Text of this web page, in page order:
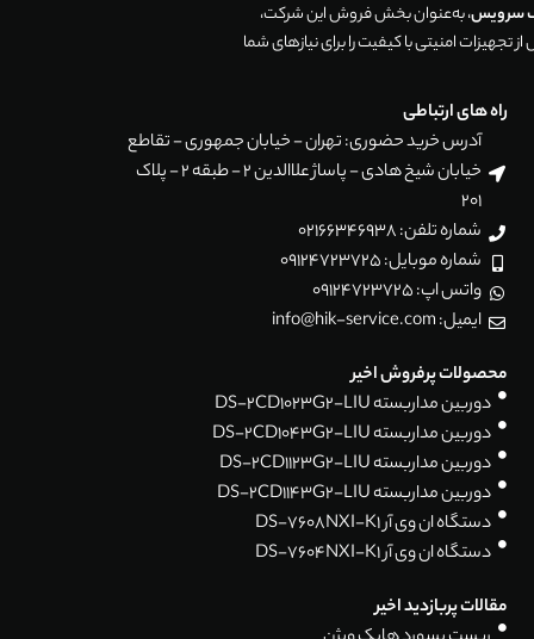
سرویس، به‌عنوان بخش فروش این شرکت،
تجهیزات امنیتی با کیفیت را برای نیازهای شما
راه های ارتباطی
آدرس خرید حضوری: تهران - خیابان جمهوری - تقاطع
خیابان شیخ هادی - پاساژ علاالدین 2 - طبقه 2 - پلاک
201
شماره تلفن: 02166346938
شماره موبایل: 09124723725
واتس اپ: 09124723725
ایمیل: info@hik-service.com
محصولات پرفروش اخیر
دوربین مداربسته DS-2CD1023G2-LIU
دوربین مداربسته DS-2CD1043G2-LIU
دوربین مداربسته DS-2CD1123G2-LIU
دوربین مداربسته DS-2CD1143G2-LIU
دستگاه ان وی آر DS-7608NXI-K1
دستگاه ان وی آر DS-7604NXI-K1
مقالات پربازدید اخیر